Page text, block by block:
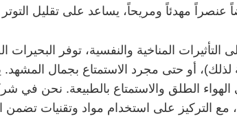
عنصراً مهدئاً ومريحاً، يساعد على تقليل التوتر
التأثيرات المناخية والنفسية، توفر
أو حتى مجرد الاستمتاع بجمال
الطلق والاستمتاع بالطبيعة. نحن في
مع التركيز على استخدام مواد وتقنيات